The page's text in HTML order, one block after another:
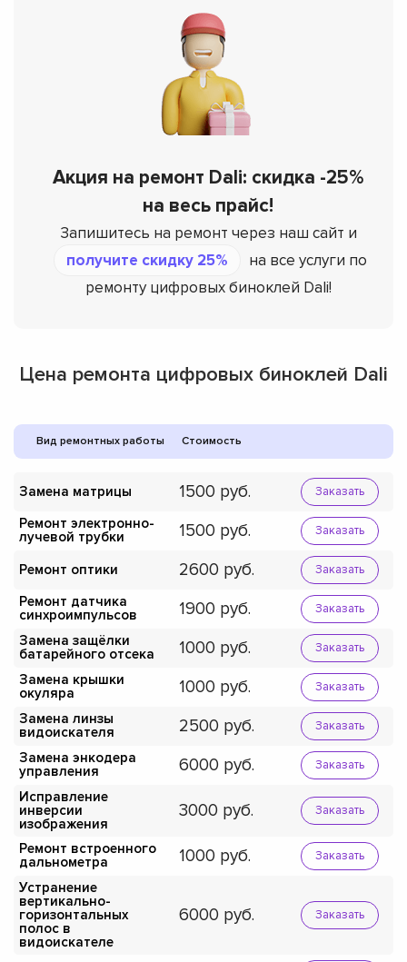
Акция на ремонт Dali: скидка -25%
на весь прайс!
Запишитесь на ремонт через наш сайт и
получите скидку 25%
на все услуги по
ремонту цифровых биноклей Dali!
Цена ремонта цифровых биноклей Dali
Вид ремонтных работы Стоимость
Замена матрицы 1500 Заказать
Ремонт электронно-
лучевой трубки
1500 Заказать
Ремонт оптики 2600 Заказать
Ремонт датчика
синхроимпульсов
1900 Заказать
Замена защёлки
батарейного отсека
1000 Заказать
Замена крышки
окуляра
1000 Заказать
Замена линзы
видоискателя
2500 Заказать
Замена энкодера
управления
6000 Заказать
Исправление
инверсии
изображения
3000 Заказать
Ремонт встроенного
дальнометра
1000 Заказать
Устранение
вертикально-
горизонтальных
полос в
видоискателе
6000 Заказать